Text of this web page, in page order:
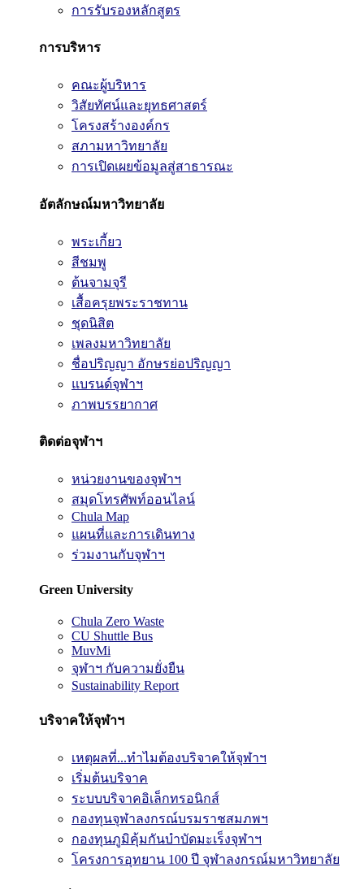
การรับรองหลักสูตร
การบริหาร
คณะผู้บริหาร
วิสัยทัศน์และยุทธศาสตร์
โครงสร้างองค์กร
สภามหาวิทยาลัย
การเปิดเผยข้อมูลสู่สาธารณะ
อัตลักษณ์มหาวิทยาลัย
พระเกี้ยว
สีชมพู
ต้นจามจุรี
เสื้อครุยพระราชทาน
ชุดนิสิต
เพลงมหาวิทยาลัย
ชื่อปริญญา อักษรย่อปริญญา
แบรนด์จุฬาฯ
ภาพบรรยากาศ
ติดต่อจุฬาฯ
หน่วยงานของจุฬาฯ
สมุดโทรศัพท์ออนไลน์
Chula Map
แผนที่และการเดินทาง
ร่วมงานกับจุฬาฯ
Green University
Chula Zero Waste
CU Shuttle Bus
MuvMi
จุฬาฯ กับความยั่งยืน
Sustainability Report
บริจาคให้จุฬาฯ
เหตุผลที่...ทำไมต้องบริจาคให้จุฬาฯ
เริ่มต้นบริจาค
ระบบบริจาคอิเล็กทรอนิกส์
กองทุนจุฬาลงกรณ์บรมราชสมภพฯ
กองทุนภูมิคุ้มกันบำบัดมะเร็งจุฬาฯ
โครงการอุทยาน 100 ปี จุฬาลงกรณ์มหาวิทยาลัย